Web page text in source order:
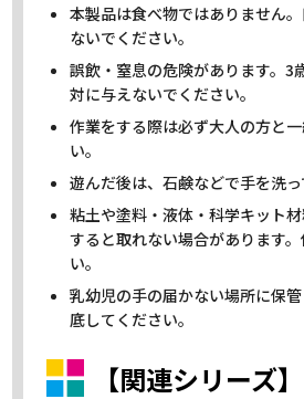
本製品は食べ物ではありません
ないでください。
誤飲・窒息の危険があります。3
対に与えないでください。
作業をする際は必ず大人の方と
い。
遊んだ後は、石鹸などで手を洗っ
粘土や塗料・液体・科学キット
すると取れない場合があります
い。
乳幼児の手の届かない場所に保
底してください。
【関連シリーズ】